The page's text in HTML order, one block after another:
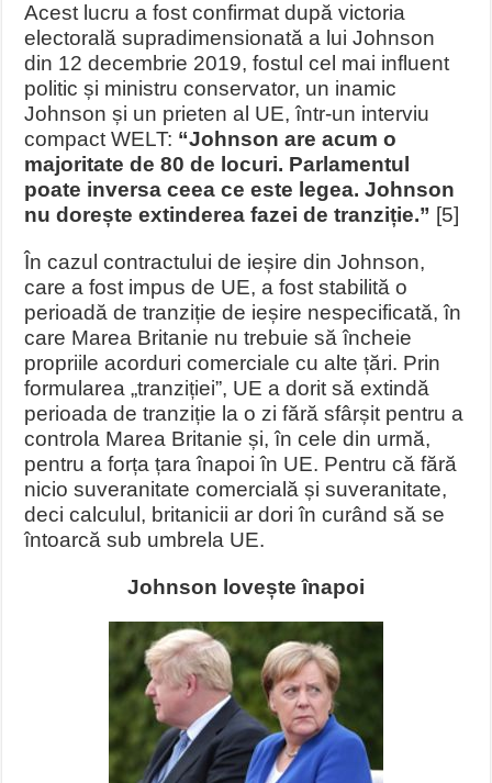
Acest lucru a fost confirmat după victoria
electorală supradimensionată a lui Johnson
din 12 decembrie 2019, fostul cel mai influent
politic și ministru conservator, un inamic
Johnson și un prieten al UE, într-un interviu
compact WELT: “Johnson are acum o
majoritate de 80 de locuri. Parlamentul
poate inversa ceea ce este legea. Johnson
nu dorește extinderea fazei de tranziție.” [5]
În cazul contractului de ieșire din Johnson,
care a fost impus de UE, a fost stabilită o
perioadă de tranziție de ieșire nespecificată, în
care Marea Britanie nu trebuie să încheie
propriile acorduri comerciale cu alte țări. Prin
formularea „tranziției”, UE a dorit să extindă
perioada de tranziție la o zi fără sfârșit pentru a
controla Marea Britanie și, în cele din urmă,
pentru a forța țara înapoi în UE. Pentru că fără
nicio suveranitate comercială și suveranitate,
deci calculul, britanicii ar dori în curând să se
întoarcă sub umbrela UE.
Johnson lovește înapoi